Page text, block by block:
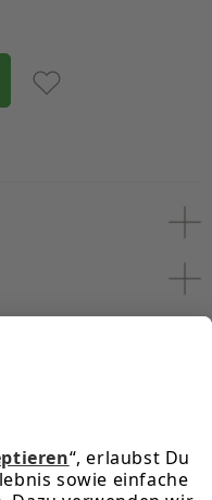
Zum Merkzettel hinzufügen